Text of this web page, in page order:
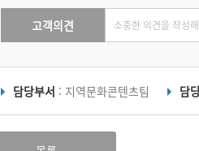
고객의견
담당부서 : 지역문화콘텐츠팀 담